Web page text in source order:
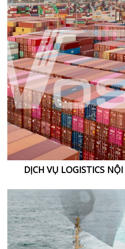
DỊCH VỤ LOGISTICS